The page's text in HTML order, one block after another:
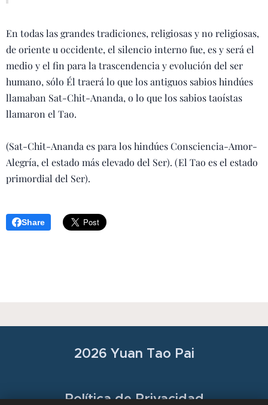
En todas las grandes tradiciones, religiosas y no religiosas,
de oriente u occidente, el silencio interno fue, es y será el
medio y el fin para la trascendencia y evolución del ser
humano, sólo Él traerá lo que los antiguos sabios hindúes
llamaban Sat-Chit-Ananda, o lo que los sabios taoístas
llamaron el Tao.
(Sat-Chit-Ananda es para los hindúes Consciencia-Amor-
Alegría, el estado más elevado del Ser). (El Tao es el estado
primordial del Ser).
Share
2026 Yuan Tao Pai
Política de Privacidad